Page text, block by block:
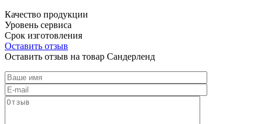
Качество продукции
Уровень сервиса
Срок изготовления
Оставить отзыв
Оставить отзыв на товар Сандерленд